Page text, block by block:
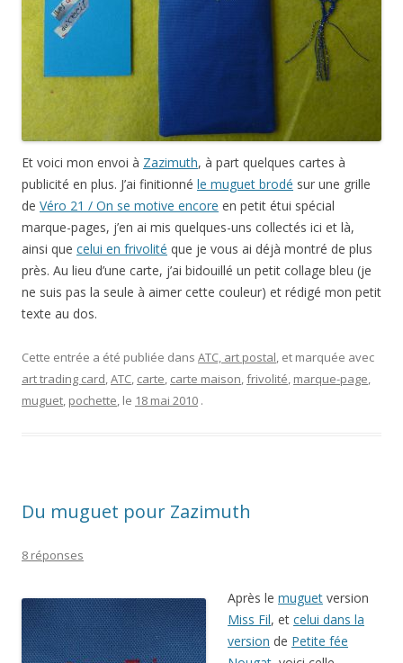
Et voici mon envoi à Zazimuth, à part quelques cartes à
publicité en plus. J’ai finitionné le muguet brodé sur une grille
de Véro 21 / On se motive encore en petit étui spécial
marque-pages, j’en ai mis quelques-uns collectés ici et là,
ainsi que celui en frivolité que je vous ai déjà montré de plus
près. Au lieu d’une carte, j’ai bidouillé un petit collage bleu (je
ne suis pas la seule à aimer cette couleur) et rédigé mon petit
texte au dos.
Cette entrée a été publiée dans ATC, art postal, et marquée avec
art trading card,ATC, carte, carte maison,frivolité, marque-page,
muguet, pochette, le 18 mai 2010 .
Du muguet pour Zazimuth
8 réponses
Après le muguet version
Miss Fil, et celui dans la
version de Petite fée